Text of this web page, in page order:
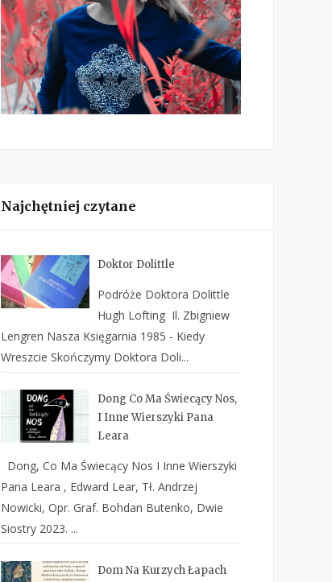
Najchętniej czytane
Doktor Dolittle
Podróże Doktora Dolittle
Hugh Lofting Il. Zbigniew
Lengren Nasza Księgarnia 1985 - Kiedy
Wreszcie Skończymy Doktora Doli...
Dong Co Ma Świecący Nos,
I Inne Wierszyki Pana
Leara
Dong, Co Ma Świecący Nos I Inne Wierszyki
Pana Leara , Edward Lear, Tł. Andrzej
Nowicki, Opr. Graf. Bohdan Butenko, Dwie
Siostry 2023. ...
Dom Na Kurzych Łapach